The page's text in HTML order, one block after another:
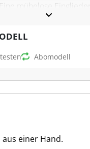
mühelose
Daten in die
den Einsatz
und die
Abomodell
einer Hand.